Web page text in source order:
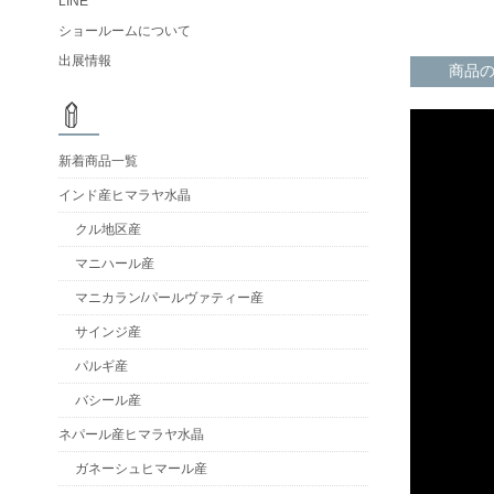
商品
ショールームについて
出展情報
新着商品一覧
インド産ヒマラヤ水晶
クル地区産
マニハール産
マニカラン/パールヴァティー産
サインジ産
パルギ産
バシール産
ネパール産ヒマラヤ水晶
ガネーシュヒマール産